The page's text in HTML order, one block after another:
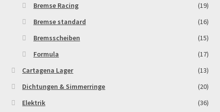
Bremse Racing
(19)
Bremse standard
(16)
Bremsscheiben
(15)
Formula
(17)
Cartagena Lager
(13)
Dichtungen & Simmerringe
(20)
Elektrik
(36)